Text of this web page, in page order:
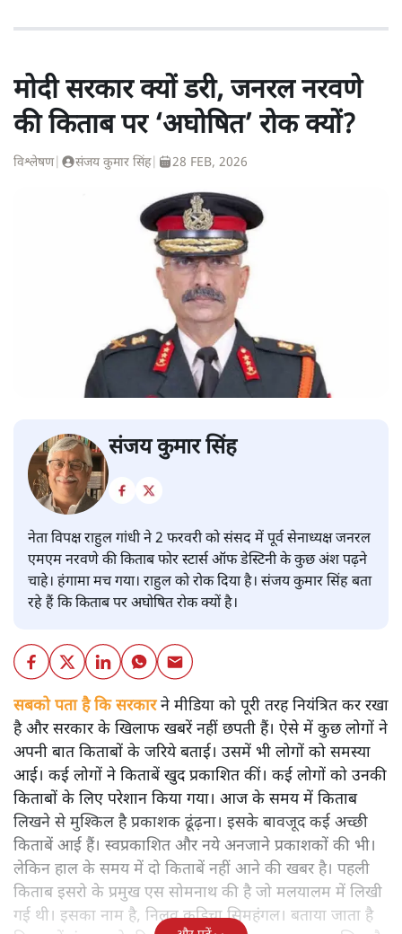
मोदी सरकार क्यों डरी, जनरल नरवणे
की किताब पर ‘अघोषित’ रोक क्यों?
विश्लेषण| संजय कुमार सिंह| 28 FEB, 2026
संजय कुमार सिंह
नेता विपक्ष राहुल गांधी ने 2 फरवरी को संसद में पूर्व सेनाध्यक्ष जनरल
एमएम नरवणे की किताब फोर स्टार्स ऑफ डेस्टिनी के कुछ अंश पढ़ने
चाहे। हंगामा मच गया। राहुल को रोक दिया है। संजय कुमार सिंह बता
रहे हैं कि किताब पर अघोषित रोक क्यों है।
सबको पता है कि सरकारने मीडिया को पूरी तरह नियंत्रित कर रखा
है और सरकार के खिलाफ खबरें नहीं छपती हैं। ऐसे में कुछ लोगों ने
अपनी बात किताबों के जरिये बताई। उसमें भी लोगों को समस्या
आई। कई लोगों ने किताबें खुद प्रकाशित कीं। कई लोगों को उनकी
किताबों के लिए परेशान किया गया। आज के समय में किताब
लिखने से मुश्किल है प्रकाशक ढूंढ़ना। इसके बावजूद कई अच्छी
किताबें आई हैं। स्वप्रकाशित और नये अनजाने प्रकाशकों की भी।
लेकिन हाल के समय में दो किताबें नहीं आने की खबर है। पहली
किताब इसरो के प्रमुख एस सोमनाथ की है जो मलयालम में लिखी
गई थी। इसका नाम है, निलवु कुडिचा सिमहंगल। बताया जाता है